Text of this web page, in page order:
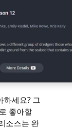
하세요? 그
좋아할
소스는 완